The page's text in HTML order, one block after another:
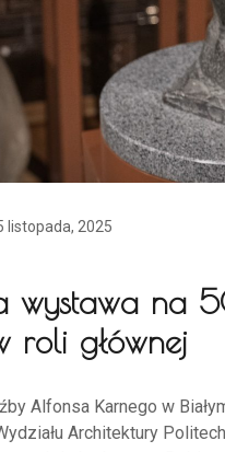
listopada, 2025
wystawa na
roli głównej
Alfonsa Karnego w
Architektury